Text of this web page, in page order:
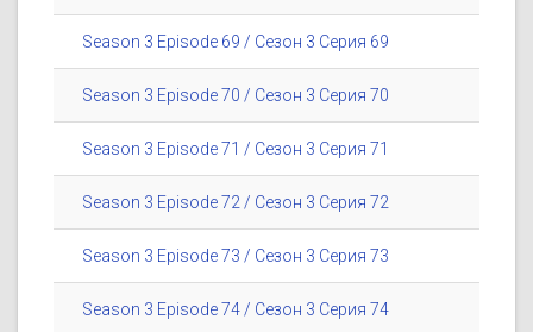
Season 3 Episode 69 / Сезон 3 Серия 69
Season 3 Episode 70 / Сезон 3 Серия 70
Season 3 Episode 71 / Сезон 3 Серия 71
Season 3 Episode 72 / Сезон 3 Серия 72
Season 3 Episode 73 / Сезон 3 Серия 73
Season 3 Episode 74 / Сезон 3 Серия 74